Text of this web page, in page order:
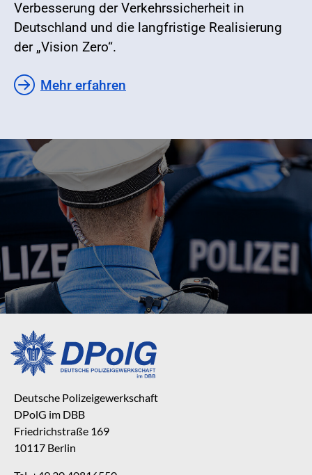
Verbesserung der Verkehrssicherheit in
Deutschland und die langfristige Realisierung
der „Vision Zero“.
Mehr erfahren
Deutsche Polizeigewerkschaft
DPolG im DBB
Friedrichstraße 169
10117 Berlin